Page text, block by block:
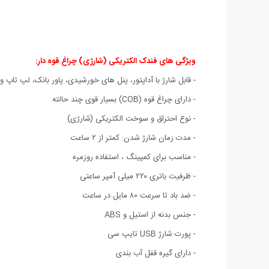
ویژگی های فندک الکتریکی (شارژی) چراغ قوه دار:
- قابل شارژ با آداپتور، پنل های خورشیدی، پاور بانک، لپ تاپ
- دارای چراغ قوه (COB) بسیار قوی چند حالته
- نوع احتراق و سوخت الکتریکی (شارژی)
- مدت زمان شارژ شدن: کمتر از ۲ ساعت
- مناسب برای کمپینگ ، استفاده روزمره
- ظرفیت باتری ۲۲۰ میلی آمپر ساعتی
- ضد باد تا سرعت ۸۰ مایل در ساعت
- جنس بدنه از استیل و ABS
- پورت شارژ USB تایپ سی
- دارای گیره قفل آب بندی